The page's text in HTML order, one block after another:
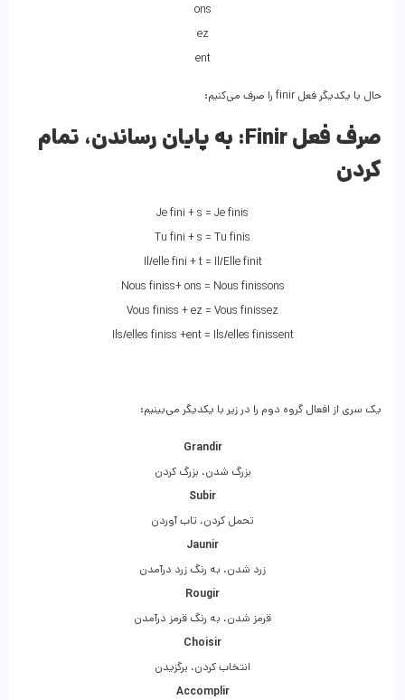
ons
ez
ent
حال با یکدیگر فعل finir را صرف می‌کنیم:
صرف فعل Finir:
به پایان رساندن، تمام
کردن
Je fini + s = Je finis
Tu fini + s = Tu finis
Il/elle fini + t = Il/Elle finit
Nous finiss+ ons = Nous finissons
Vous finiss + ez = Vous finissez
Ils/elles finiss +ent = Ils/elles finissent
یک سری از افعال گروه دوم را در زیر با یکدیگر می‌بینیم:
Grandir
بزرگ شدن، بزرگ کردن
Subir
تحمل کردن، تاب آوردن
Jaunir
زرد شدن، به رنگ زرد درآمدن
Rougir
قرمز شدن، به رنگ قرمز درآمدن
Choisir
انتخاب کردن، برگزیدن
Accomplir